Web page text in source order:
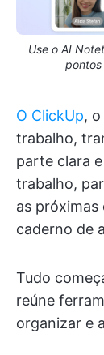
Use o AI
pontos
O ClickUp,
trabalho,
parte clara
trabalho,
as próximas
caderno de
Tudo
reúne
organizar e